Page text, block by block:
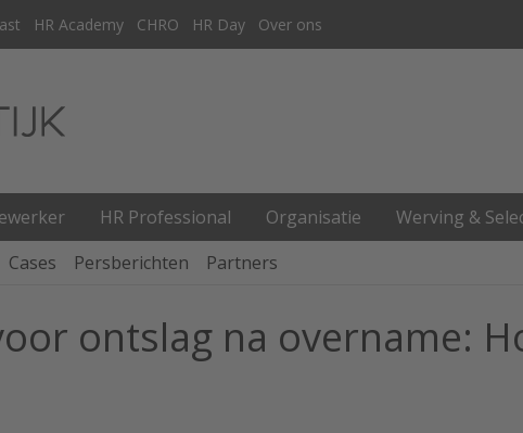
HR Academy CHRO HR Day Over ons
HR Professional Organisatie Werving &
Cases Persberichten Partners
ontslag na overname: